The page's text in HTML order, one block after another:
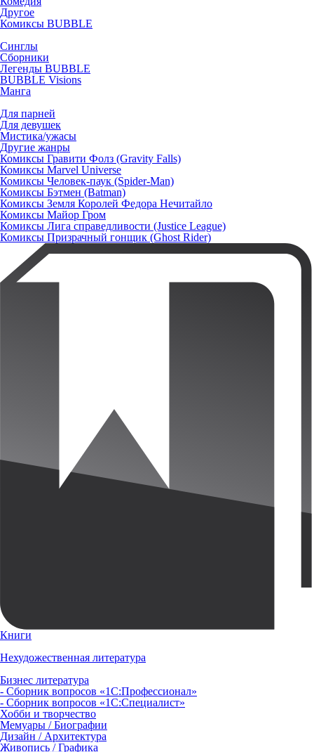
Другое
Комиксы BUBBLE
Синглы
Сборники
Легенды BUBBLE
BUBBLE Visions
Манга
Для парней
Для девушек
Мистика/ужасы
Другие жанры
Комиксы Гравити Фолз (Gravity Falls)
Комиксы Marvel Universe
Комиксы Человек-паук (Spider-Man)
Комиксы Бэтмен (Batman)
Комиксы Земля Королей Федора Нечитайло
Комиксы Майор Гром
Комиксы Лига справедливости (Justice League)
Комиксы Призрачный гонщик (Ghost Rider)
Книги
Нехудожественная литература
Бизнес литература
- Сборник вопросов «1С:Профессионал»
- Сборник вопросов «1С:Специалист»
Хобби и творчество
Мемуары / Биографии
Дизайн / Архитектура
Живопись / Графика